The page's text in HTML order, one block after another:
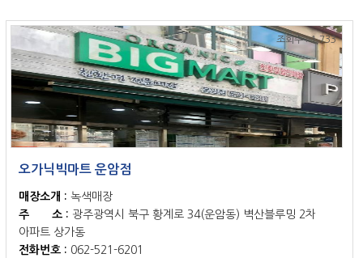
조회수 : 1,733
오가닉빅마트 운암점
매장소개 : 녹색매장
주 소 : 광주광역시 북구 황계로 34(운암동) 벽산블루밍 2차
아파트 상가동
전화번호 : 062-521-6201